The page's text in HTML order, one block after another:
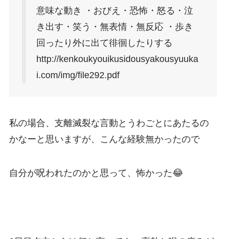
意味な動き ・おびえ・恐怖・怒る・泣
き出す・笑う・無表情・無反応 ・歩き
回ったり外に出て徘徊したりする
http://kenkoukyouikusidousyakousyuuka
i.com/img/file292.pdf
私の場合、支離滅裂な言動とうわごとにあたるの
かなーと思いますが、こんな経験無かったので
自分が呪われたのかと思って、怖かった😂